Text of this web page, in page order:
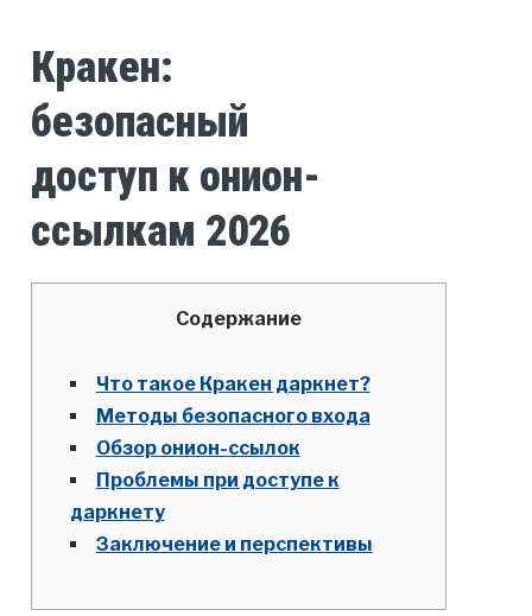
Кракен:
безопасный
доступ к онион-
ссылкам 2026
Содержание
Что такое Кракен даркнет?
Методы безопасного входа
Обзор онион-ссылок
Проблемы при доступе к
даркнету
Заключение и перспективы